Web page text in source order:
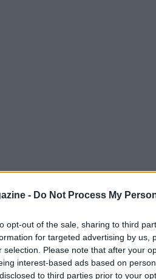
- Do Not Process My
opt-out of the sale, sharing to third
for targeted advertising by us,
selection. Please note that after your
interest-based ads based on
to third parties prior to your
sua terza vittoria
impressionante Ayoze
a rimontare il gol
Cornellà-El Prat (1-2),